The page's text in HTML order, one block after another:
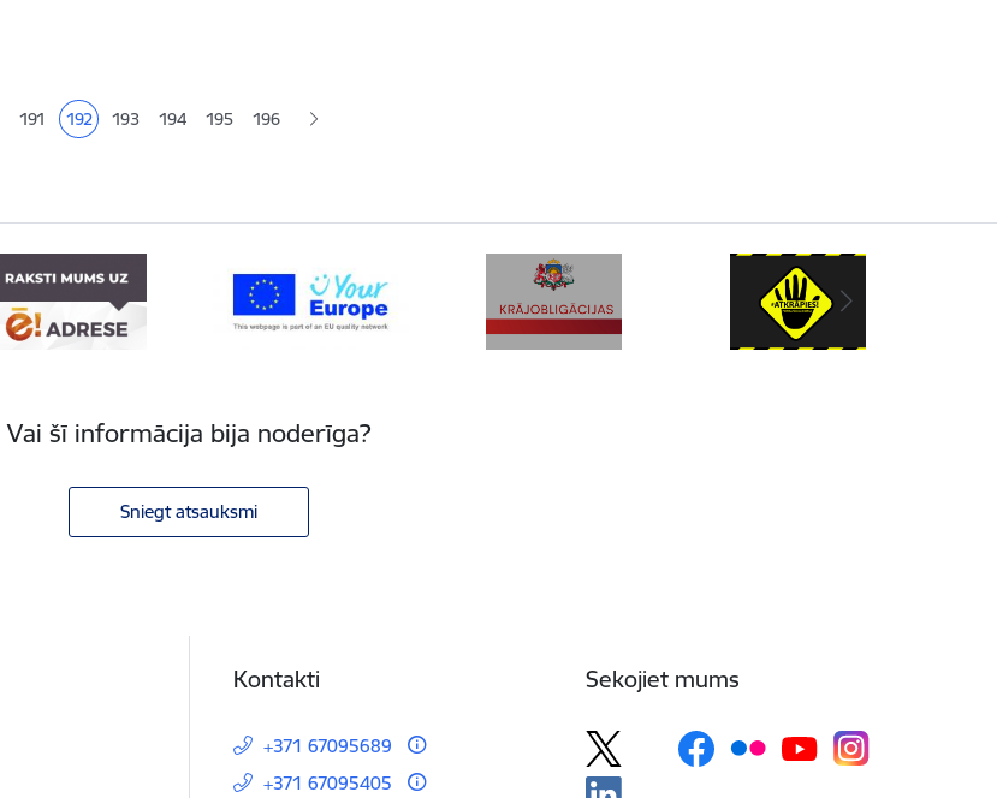
Lapa
191 Pašreizējā lapa
192 Lapa
193 Lapa
194 Lapa
195 196
Vai šī informācija bija noderīga?
Sniegt atsauksmi
Kontakti
+371 67095689
+371 67095405
Sekojiet mums